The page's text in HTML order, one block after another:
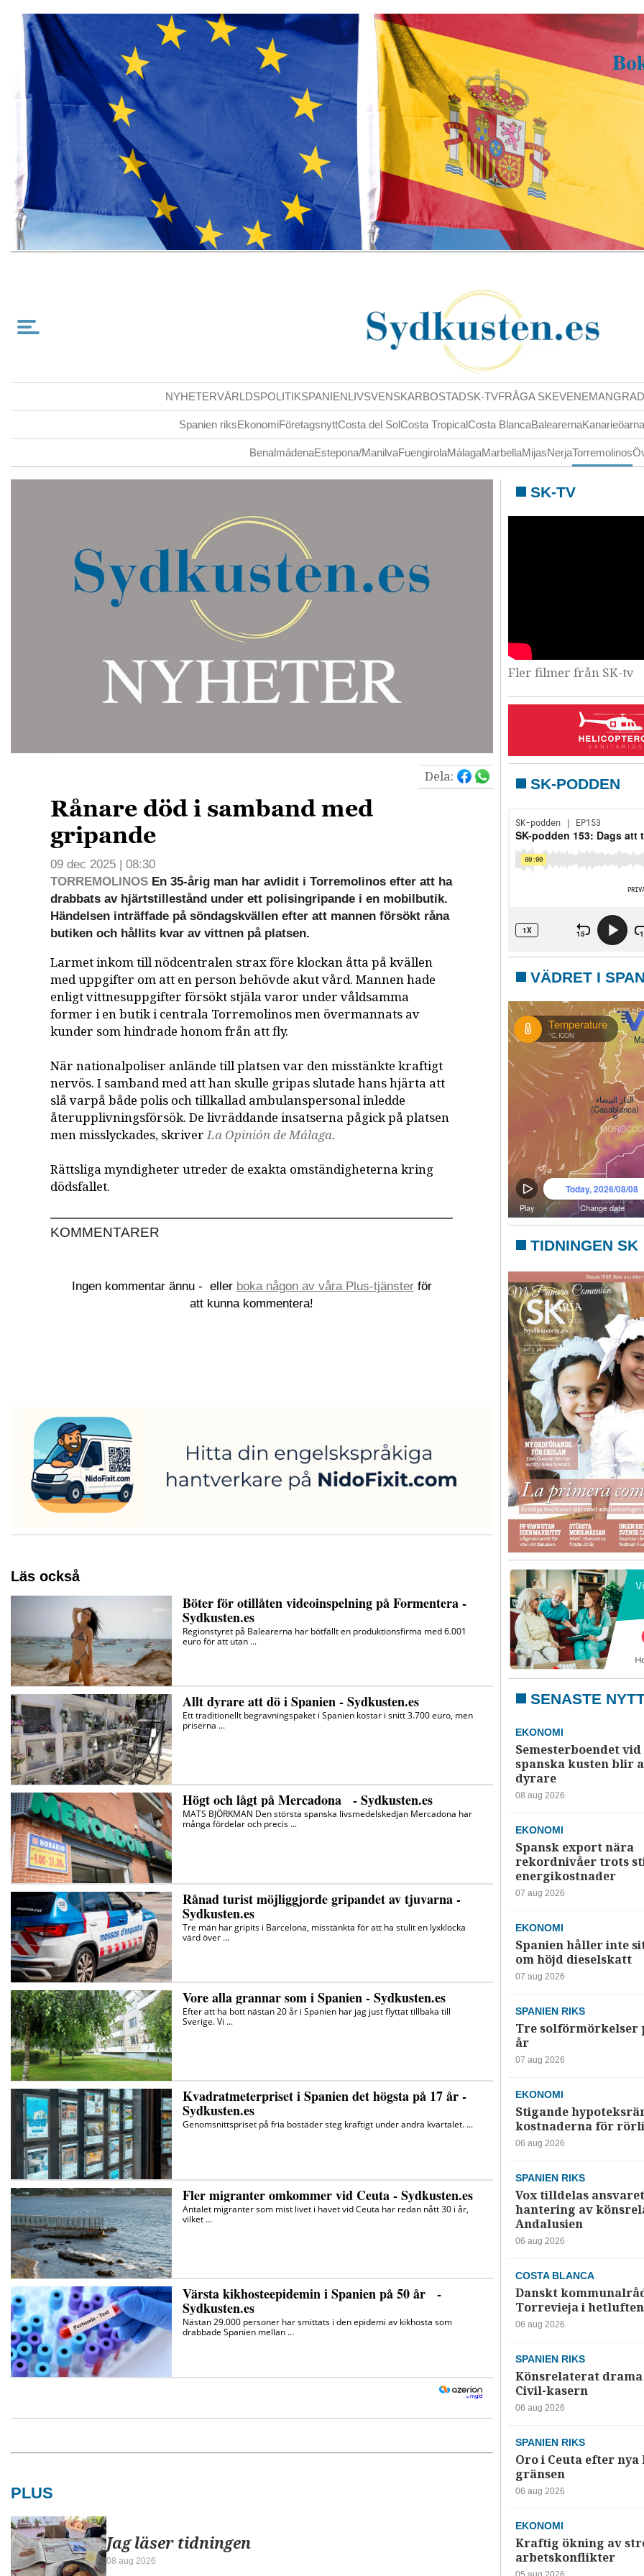
NYHETERVÄRLDSPOLITIKSPANIENLIVSVENSKARBOSTADSK-TVFRÅGA SKEVENEMANG
Spanien riksEkonomiFöretagsnyttCosta del SolCosta TropicalCosta BlancaBalearerna
BenalmádenaEstepona/ManilvaFuengirolaMálagaMarbellaMijasNerjaTorremolinos
Dela:
Rånare död i samband med
gripande
09 dec 2025 | 08:30
TORREMOLINOS En 35-årig man har avlidit i Torremolinos efter att ha
drabbats av hjärtstillestånd under ett polisingripande i en mobilbutik.
Händelsen inträffade på söndagskvällen efter att mannen försökt råna
butiken och hållits kvar av vittnen på platsen.
Larmet inkom till nödcentralen strax före klockan åtta på kvällen
med uppgifter om att en person behövde akut vård. Mannen hade
enligt vittnesuppgifter försökt stjäla varor under våldsamma
former i en butik i centrala Torremolinos men övermannats av
kunder som hindrade honom från att fly.
När nationalpoliser anlände till platsen var den misstänkte kraftigt
nervös. I samband med att han skulle gripas slutade hans hjärta att
slå varpå både polis och tillkallad ambulanspersonal inledde
återupplivningsförsök. De livräddande insatserna pågick på platsen
men misslyckades, skriverLa Opinión de Málaga.
Rättsliga myndigheter utreder de exakta omständigheterna kring
dödsfallet.
KOMMENTARER
Ingen kommentar ännu - eller boka någon av våra Plus-tjänsterför
att kunna kommentera!
PLUS
Jag läser tidningen
08 aug 2026
SK-TV
Fler filmer från SK-tv
SK-PODDEN
VÄDRET I
TIDNINGEN SK
SENASTE
EKONOMI
Semesterboendet vid
spanska kusten blir
dyrare
08 aug 2026
EKONOMI
Spansk export nära
rekordnivåer trots
energikostnader
07 aug 2026
EKONOMI
Spanien håller inte
om höjd dieselskatt
07 aug 2026
SPANIEN RIKS
Tre solförmörkelser
år
07 aug 2026
EKONOMI
Stigande
kostnaderna för
06 aug 2026
SPANIEN RIKS
Vox tilldelas
hantering av
Andalusien
06 aug 2026
COSTA BLANCA
Danskt
Torrevieja i hetluften
06 aug 2026
SPANIEN RIKS
Könsrelaterat
Civil-kasern
06 aug 2026
SPANIEN RIKS
Oro i Ceuta efter
gränsen
06 aug 2026
EKONOMI
Kraftig ökning av
arbetskonflikter